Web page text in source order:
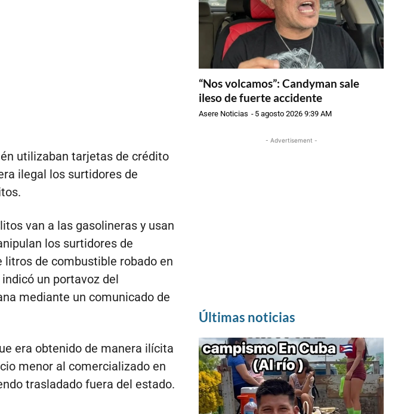
utilizaban tarjetas de crédito
ilegal los surtidores de
van a las gasolineras y usan
los surtidores de
de combustible robado en
un portavoz del
mediante un comunicado de
era obtenido de manera ilícita
menor al comercializado en
trasladado fuera del estado.
“Nos volcamos”: Candyman sale
ileso de fuerte accidente
Asere Noticias - 5 agosto 2026 9:39 AM
- Advertisement -
Últimas noticias